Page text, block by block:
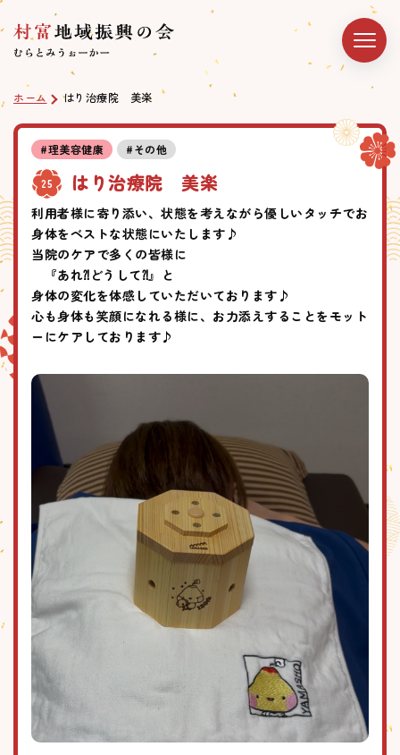
ホーム はり治療院 美楽
#理美容健康 #その他
25 はり治療院 美楽
利用者様に寄り添い、状態を考えながら優しいタッチでお
身体をベストな状態にいたします♪
当院のケアで多くの皆様に
『あれ⁈どうして⁈』と
身体の変化を体感していただいております♪
心も身体も笑顔になれる様に、お力添えすることをモット
ーにケアしております♪